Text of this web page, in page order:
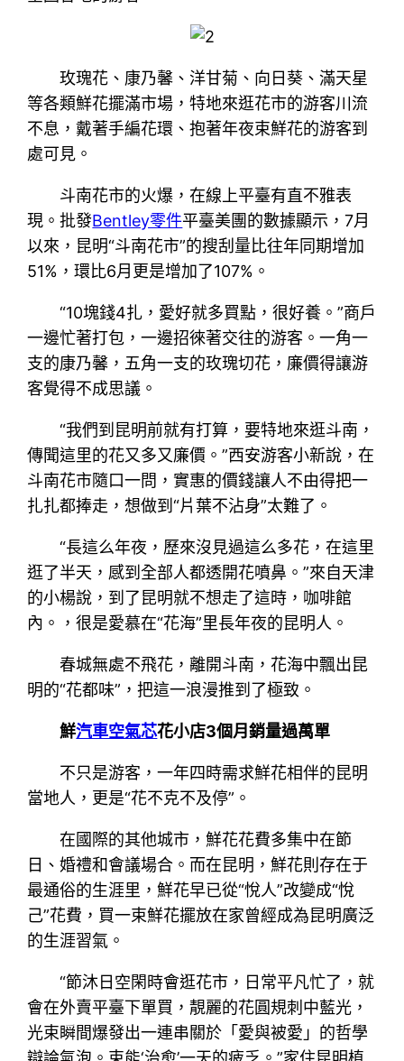
玫瑰花、康乃馨、洋甘菊、向日葵、滿天星
等各類鮮花擺滿市場，特地來逛花市的游客川流
不息，戴著手編花環、抱著年夜束鮮花的游客到
處可見。
斗南花市的火爆，在線上平臺有直不雅表
現。批發Bentley零件平臺美團的數據顯示，7月
以來，昆明“斗南花市”的搜刮量比往年同期增加
51%，環比6月更是增加了107%。
“10塊錢4扎，愛好就多買點，很好養。”商戶
一邊忙著打包，一邊招徠著交往的游客。一角一
支的康乃馨，五角一支的玫瑰切花，廉價得讓游
客覺得不成思議。
“我們到昆明前就有打算，要特地來逛斗南，
傳聞這里的花又多又廉價。”西安游客小新說，在
斗南花市隨口一問，實惠的價錢讓人不由得把一
扎扎都捧走，想做到“片葉不沾身”太難了。
“長這么年夜，歷來沒見過這么多花，在這里
逛了半天，感到全部人都透開花噴鼻。”來自天津
的小楊說，到了昆明就不想走了這時，咖啡館
內。，很是愛慕在“花海”里長年夜的昆明人。
春城無處不飛花，離開斗南，花海中飄出昆
明的“花都味”，把這一浪漫推到了極致。
鮮汽車空氣芯花小店3個月銷量過萬單
不只是游客，一年四時需求鮮花相伴的昆明
當地人，更是“花不克不及停”。
在國際的其他城市，鮮花花費多集中在節
日、婚禮和會議場合。而在昆明，鮮花則存在于
最通俗的生涯里，鮮花早已從“悅人”改變成“悅
己”花費，買一束鮮花擺放在家曾經成為昆明廣泛
的生涯習氣。
“節沐日空閑時會逛花市，日常平凡忙了，就
會在外賣平臺下單買，靚麗的花圓規刺中藍光，
光束瞬間爆發出一連串關於「愛與被愛」的哲學